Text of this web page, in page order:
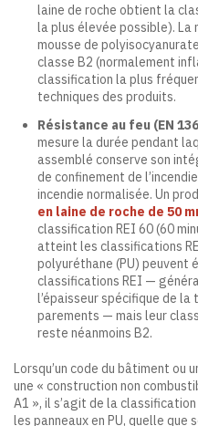
laine de roche obtient la
la plus élevée possible). La
mousse de
classe B2 (normalement
classification la plus
techniques des produits.
Résistance au feu (EN
mesure la durée pendant
assemblé conserve son
de confinement de
incendie normalisée. Un
en laine de roche de 50
classification REI 60 (60
atteint les classifications
polyuréthane (PU) peuvent
classifications REI —
l’épaisseur spécifique de
parements — mais leur
reste néanmoins B2.
Lorsqu’un code du bâtiment ou
une « construction non
A1 », il s’agit de la
les panneaux en PU, quelle que